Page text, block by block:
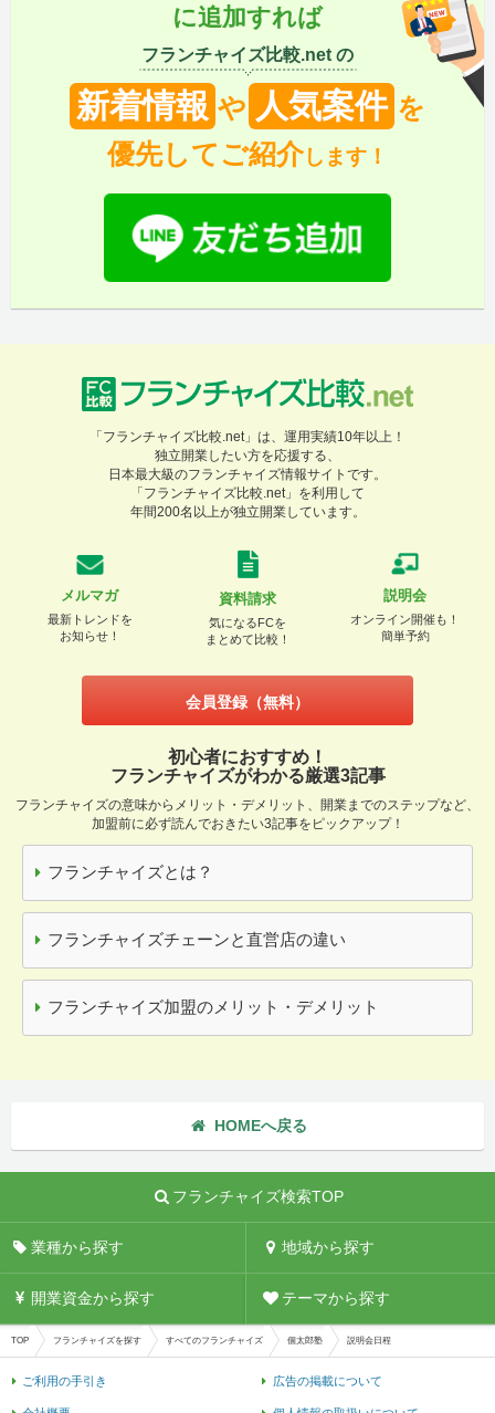
に追加すれば
フランチャイズ比較.net の
新着情報 や 人気案件 を
優先してご紹介します！
「フランチャイズ比較.net」は、運用実績10年以上！
独立開業したい方を応援する、
日本最大級のフランチャイズ情報サイトです。
「フランチャイズ比較.net」を利用して
年間200名以上が独立開業しています。
メルマガ
最新トレンドを
お知らせ！
資料請求
気になるFCを
まとめて比較！
説明会
オンライン開催も！
簡単予約
会員登録（無料）
初心者におすすめ！
フランチャイズがわかる厳選3記事
フランチャイズの意味からメリット・デメリット、開業までのステップなど、
加盟前に必ず読んでおきたい3記事をピックアップ！
フランチャイズとは？
フランチャイズチェーンと直営店の違い
フランチャイズ加盟のメリット・デメリット
HOMEへ戻る
フランチャイズ検索TOP
業種から探す 地域から探す
開業資金から探す テーマから探す
TOP フランチャイズを探す すべてのフランチャイズ 個太郎塾 説明会日程
ご利用の手引き 広告の掲載について